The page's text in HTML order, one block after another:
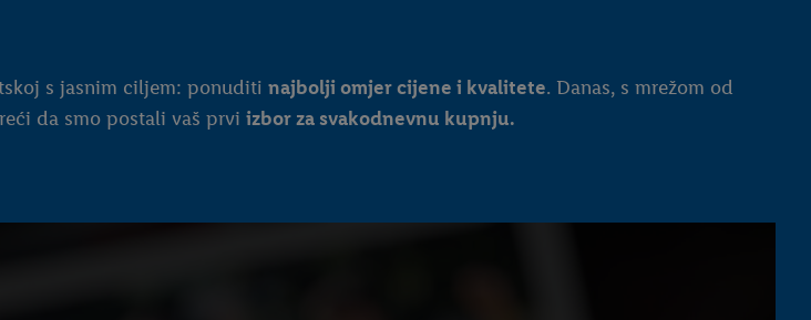
s jasnim ciljem: ponuditi najbolji omjer cijene i kvalitete. Danas, s mrežom od
da smo postali vaš prvi izbor za svakodnevnu kupnju.